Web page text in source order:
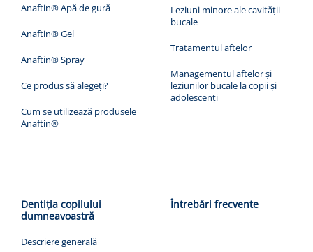
Anaftin® Apă de gură
Anaftin® Gel
Anaftin® Spray
Ce produs să alegeți?
Cum se utilizează produsele
Anaftin®
Leziuni minore ale cavității
bucale
Tratamentul aftelor
Managementul aftelor și
leziunilor bucale la copii și
adolescenți
Dentiția copilului
dumneavoastră
Descriere generală
Întrebări frecvente